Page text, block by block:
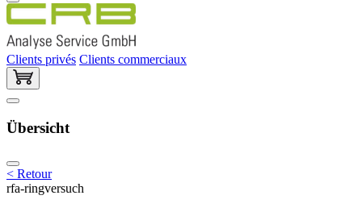
Clients privés Clients commerciaux
Übersicht
< Retour
rfa-ringversuch